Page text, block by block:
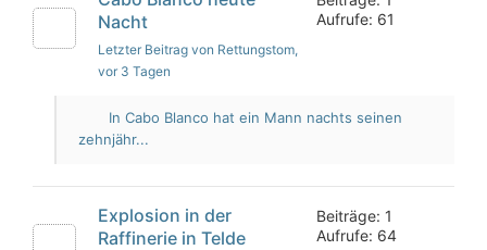
Nacht
Letzter Beitrag von Rettungstom,
vor 3 Tagen
Aufrufe: 61
In Cabo Blanco hat ein Mann nachts seinen
zehnjähr...
Explosion in der
Raffinerie in Telde
Beiträge: 1
Aufrufe: 64